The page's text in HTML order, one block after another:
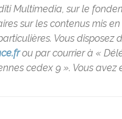
Multimedia, sur le
sur les contenus mis
Vous disposez
ou par courrier à «
cedex 9 ». Vous